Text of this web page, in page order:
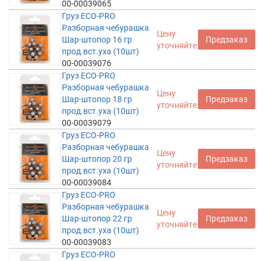
00-00039065
Груз ECO-PRO
Разборная чебурашка
Шар-штопор 16 гр
прод.вст.уха (10шт)
00-00039076
Цену
уточняйте
Предзаказ
Груз ECO-PRO
Разборная чебурашка
Шар-штопор 18 гр
прод.вст.уха (10шт)
00-00039079
Цену
уточняйте
Предзаказ
Груз ECO-PRO
Разборная чебурашка
Шар-штопор 20 гр
прод.вст.уха (10шт)
00-00039084
Цену
уточняйте
Предзаказ
Груз ECO-PRO
Разборная чебурашка
Шар-штопор 22 гр
прод.вст.уха (10шт)
00-00039083
Цену
уточняйте
Предзаказ
Груз ECO-PRO